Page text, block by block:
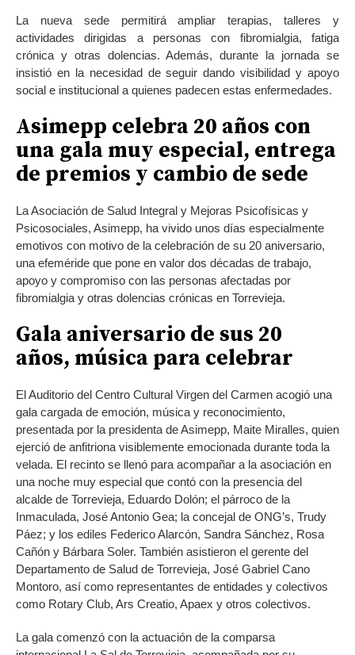
La nueva sede permitirá ampliar terapias, talleres y
actividades dirigidas a personas con fibromialgia, fatiga
crónica y otras dolencias. Además, durante la jornada se
insistió en la necesidad de seguir dando visibilidad y apoyo
social e institucional a quienes padecen estas enfermedades.
Asimepp celebra 20 años con
una gala muy especial, entrega
de premios y cambio de sede
La Asociación de Salud Integral y Mejoras Psicofísicas y
Psicosociales, Asimepp, ha vivido unos días especialmente
emotivos con motivo de la celebración de su 20 aniversario,
una efeméride que pone en valor dos décadas de trabajo,
apoyo y compromiso con las personas afectadas por
fibromialgia y otras dolencias crónicas en Torrevieja.
Gala aniversario de sus 20
años, música para celebrar
El Auditorio del Centro Cultural Virgen del Carmen acogió una
gala cargada de emoción, música y reconocimiento,
presentada por la presidenta de Asimepp, Maite Miralles, quien
ejerció de anfitriona visiblemente emocionada durante toda la
velada. El recinto se llenó para acompañar a la asociación en
una noche muy especial que contó con la presencia del
alcalde de Torrevieja, Eduardo Dolón; el párroco de la
Inmaculada, José Antonio Gea; la concejal de ONG’s, Trudy
Páez; y los ediles Federico Alarcón, Sandra Sánchez, Rosa
Cañón y Bárbara Soler. También asistieron el gerente del
Departamento de Salud de Torrevieja, José Gabriel Cano
Montoro, así como representantes de entidades y colectivos
como Rotary Club, Ars Creatio, Apaex y otros colectivos.
La gala comenzó con la actuación de la comparsa